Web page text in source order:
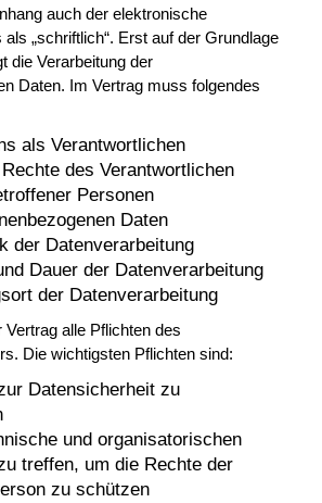
auch der elektronische
„schriftlich“. Erst auf der Grundlage
die Verarbeitung der
Daten. Im Vertrag muss folgendes
als Verantwortlichen
des Verantwortlichen
Personen
Daten
der Datenverarbeitung
Dauer der Datenverarbeitung
der Datenverarbeitung
alle Pflichten des
Die wichtigsten Pflichten sind:
Datensicherheit zu
und organisatorischen
treffen, um die Rechte der
zu schützen